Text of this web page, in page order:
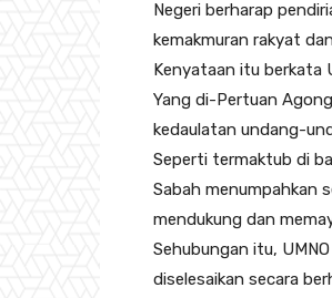
Negeri berharap
kemakmuran rakyat
Kenyataan itu berkata
Yang di-Pertuan
kedaulatan undang-
Seperti termaktub di
Sabah menumpahkan
mendukung dan
Sehubungan itu,
diselesaikan secara